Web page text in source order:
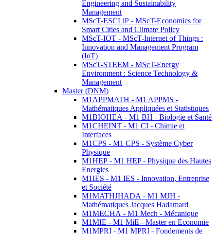
Engineering and Sustainability
Management
MScT-ESCLiP - MScT-Economics for
Smart Cities and Climate Policy
MScT-IOT - MScT-Internet of Things :
Innovation and Management Program
(IoT)
MScT-STEEM - MScT-Energy
Environment : Science Technology &
Management
Master (DNM)
M1APPMATH - M1 APPMS -
Mathématiques Appliquées et Statistiques
M1BIOHEA - M1 BH - Biologie et Santé
M1CHEINT - M1 CI - Chimie et
Interfaces
M1CPS - M1 CPS - Système Cyber
Physique
M1HEP - M1 HEP - Physique des Hautes
Energies
M1IES - M1 IES - Innovation, Entreprise
et Société
M1MATHJHADA - M1 MJH -
Mathématiques Jacques Hadamard
M1MECHA - M1 Mech - Mécanique
M1MIE - M1 MiE - Master en Economie
M1MPRI - M1 MPRI - Fondements de